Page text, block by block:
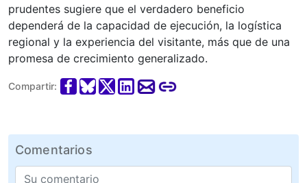
prudentes sugiere que el verdadero beneficio
dependerá de la capacidad de ejecución, la logística
regional y la experiencia del visitante, más que de una
promesa de crecimiento generalizado.
Compartir:
Comentarios